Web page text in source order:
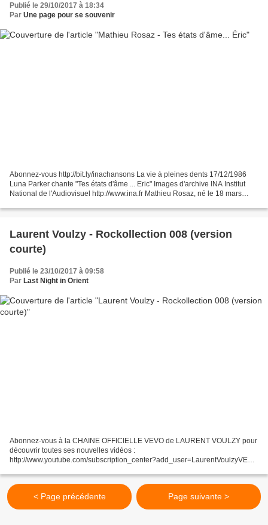
Publié le 29/10/2017 à 18:34
Par Une page pour se souvenir
Abonnez-vous http://bit.ly/inachansons La vie à pleines dents 17/12/1986
Luna Parker chante "Tes états d'âme ... Eric" Images d'archive INA Institut
National de l'Audiovisuel http://www.ina.fr Mathieu Rosaz, né le 18 mars
Laurent Voulzy - Rockollection 008 (version
courte)
Publié le 23/10/2017 à 09:58
Par Last Night in Orient
Abonnez-vous à la CHAINE OFFICIELLE VEVO de LAURENT VOULZY pour
découvrir toutes ses nouvelles vidéos :
http://www.youtube.com/subscription_center?add_user=LaurentVoulzyVEVO
< Page précédente Page suivante >